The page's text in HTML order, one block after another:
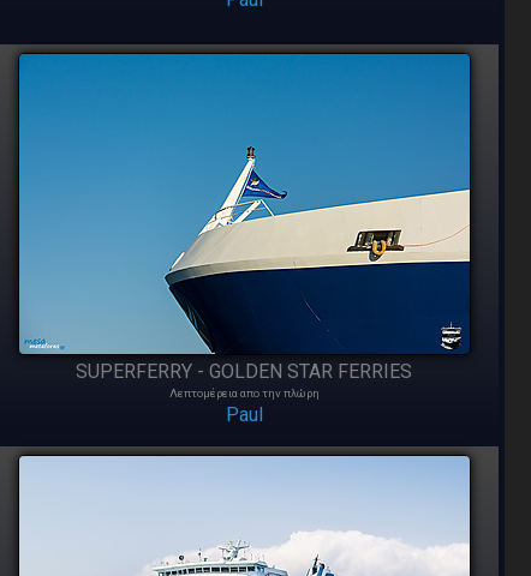
SUPERFERRY - GOLDEN STAR FERRIES
Λεπτομέρεια απο την πλώρη
Paul